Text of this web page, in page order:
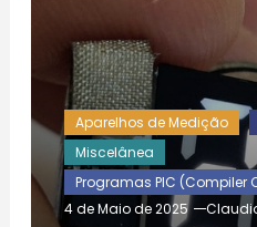
Aparelhos de Medição
Miscelânea
Programas PIC (Compiler
4 de Maio de 2025